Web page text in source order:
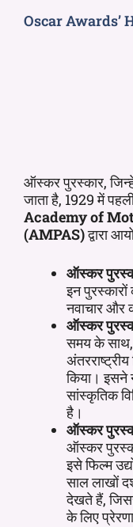
Oscar Awards’
ऑस्कर पुरस्कार,
जाता है, 1929 में
Academy of
(AMPAS)द्वारा
ऑस्कर
इन
नवाचार और
ऑस्कर
समय के
किया। इसने
सांस्कृतिक
है।
ऑस्कर
ऑस्कर
इसे फिल्म
साल लाखों
देखते हैं,
के लिए